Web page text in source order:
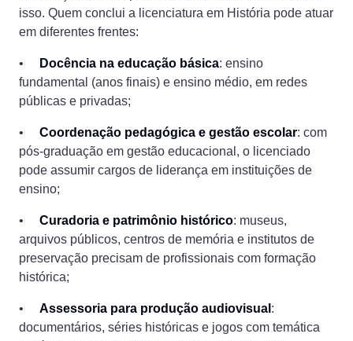
isso. Quem conclui a licenciatura em História pode atuar
em diferentes frentes:
• Docência na educação básica: ensino
fundamental (anos finais) e ensino médio, em redes
públicas e privadas;
• Coordenação pedagógica e gestão escolar: com
pós-graduação em gestão educacional, o licenciado
pode assumir cargos de liderança em instituições de
ensino;
• Curadoria e patrimônio histórico: museus,
arquivos públicos, centros de memória e institutos de
preservação precisam de profissionais com formação
histórica;
• Assessoria para produção audiovisual :
documentários, séries históricas e jogos com temática